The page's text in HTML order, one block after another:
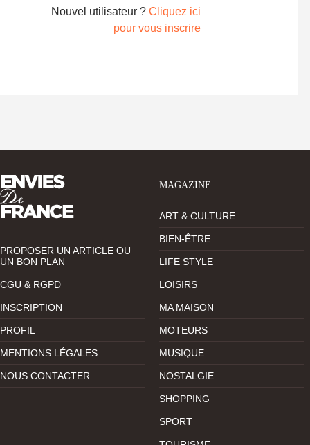
Nouvel utilisateur ? Cliquez ici
pour vous inscrire
PROPOSER UN ARTICLE OU
UN BON PLAN
CGU & RGPD
INSCRIPTION
PROFIL
MENTIONS LÉGALES
NOUS CONTACTER
MAGAZINE
ART & CULTURE
BIEN-ÊTRE
LIFE STYLE
LOISIRS
MA MAISON
MOTEURS
MUSIQUE
NOSTALGIE
SHOPPING
SPORT